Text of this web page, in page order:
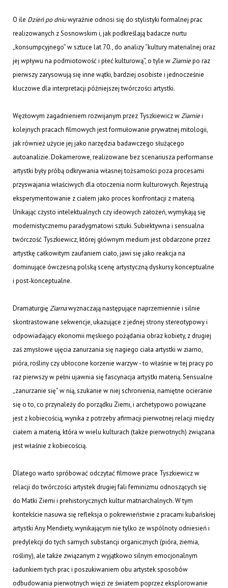
O ile Dzień po dniuwyraźnie odnosi się do stylistyki formalnej prac
realizowanych z Sosnowskim i, jak podkreślają badacze nurtu
„konsumpcyjnego” w sztuce lat 70., do analizy “kultury materialnej oraz
jej wpływu na podmiotowość i płeć kulturową”, o tyle wZiarniepo raz
pierwszy zarysowują się inne wątki, bardziej osobiste i jednocześnie
kluczowe dla interpretacji późniejszej twórczości artystki.
Węzłowym zagadnieniem rozwijanym przez Tyszkiewicz wZiarniei
kolejnych pracach filmowych jest formułowanie prywatnej mitologii,
jak również użycie jej jako narzędzia badawczego służącego
autoanalizie. Dokamerowe, realizowane bez scenariusza performanse
artystki były próbą odkrywania własnej tożsamości poza procesami
przyswajania właściwych dla otoczenia norm kulturowych. Rejestrują
eksperymentowanie z ciałem jako proces konfrontacji z materią.
Unikając czysto intelektualnych czy ideowych założeń, wymykają się
modernistycznemu paradygmatowi sztuki. Subiektywna i sensualna
twórczość Tyszkiewicz, której głównym medium jest obdarzone przez
artystkę całkowitym zaufaniem ciało, jawi się jako reakcja na
dominujące ówczesną polską scenę artystyczną dyskursy konceptualne
i post-konceptualne.
Dramaturgię Ziarnawyznaczają następujące naprzemiennie i silnie
skontrastowane sekwencje, ukazujące z jednej strony stereotypowy i
odpowiadający ekonomii męskiego pożądania obraz kobiety, z drugiej
zaś zmysłowe ujęcia zanurzania się nagiego ciała artystki w ziarno,
pióra, rośliny czy ubłocone korzenie warzyw - to właśnie w tej pracy po
raz pierwszy w pełni ujawnia się fascynacja artystki materią. Sensualne
„zanurzanie się” w nią, szukanie w niej schronienia, namiętne ocieranie
się o to, co przynależy do porządku Ziemi, i archetypowo powiązane
jest z kobiecością, wynika z potrzeby afirmacji pierwotnej relacji między
ciałem a materią, która w wielu kulturach (także pierwotnych) związana
jest właśnie z kobiecością.
Dlatego warto spróbować odczytać filmowe prace Tyszkiewicz w
relacji do twórczości artystek drugiej fali feminizmu odnoszących się
do Matki Ziemi i prehistorycznych kultur matriarchalnych. W tym
kontekście nasuwa się refleksja o pokrewieństwie z pracami kubańskiej
artystki Any Mendiety, wynikającym nie tylko ze wspólnoty odniesień i
predylekcji do tych samych substancji organicznych (pióra, ziemia,
rośliny), ale także związanym z wyjątkowo silnym emocjonalnym
ładunkiem tych prac i poszukiwaniem obu artystek sposobów
odbudowania pierwotnych więzi ze światem poprzez eksplorowanie